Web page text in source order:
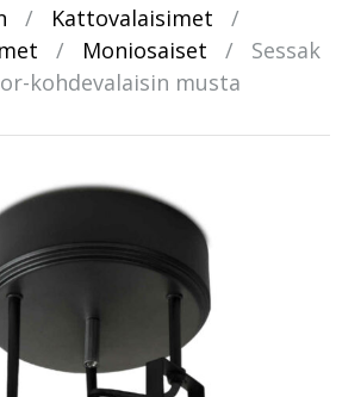
/ Kattovalaisimet
/
/ Moniosaiset /
Sessak
kohdevalaisin musta